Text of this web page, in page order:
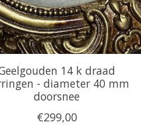
14 k draad
- diameter 40 mm
doorsnee
€299,00